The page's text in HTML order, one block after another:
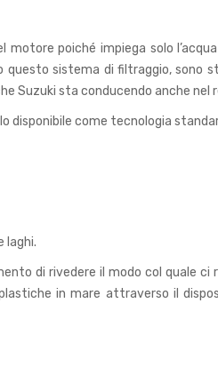
motore poiché impiega solo
questo sistema di filtraggio, sono
Suzuki sta conducendo anche nel
come tecnologia
laghi.
di rivedere il modo col quale ci
in mare attraverso il